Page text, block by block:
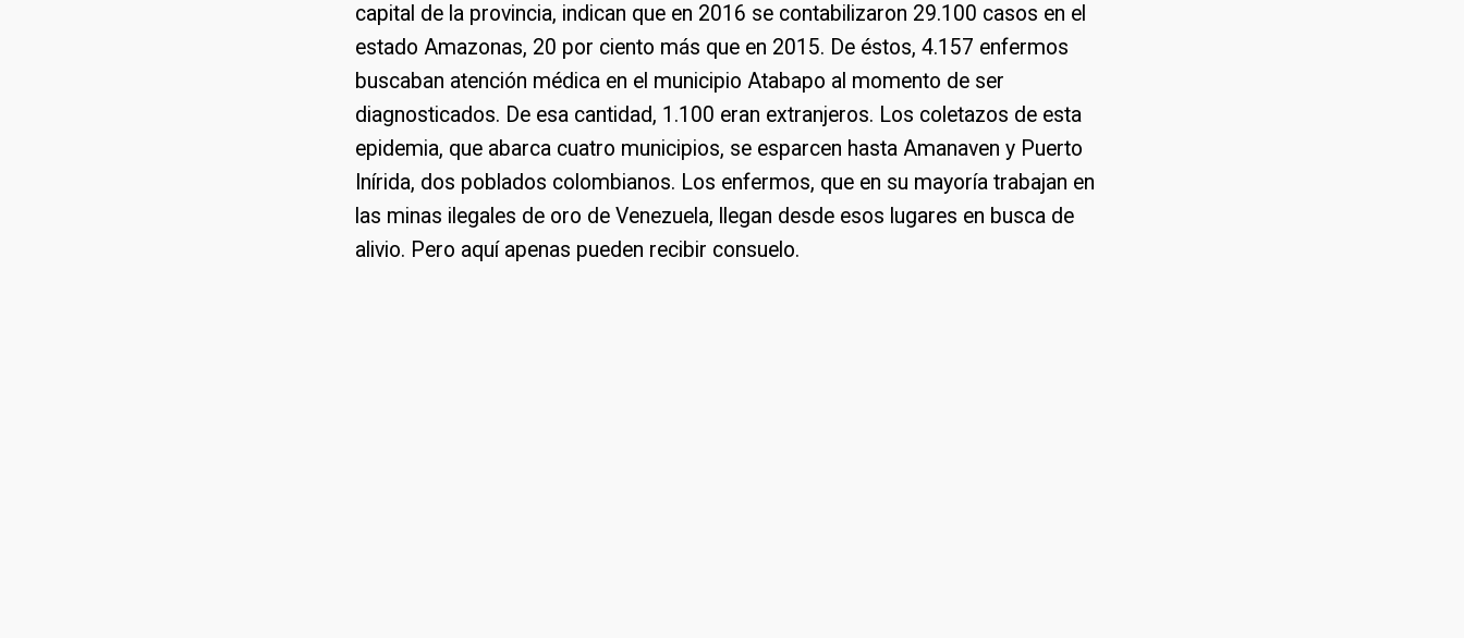
capital de la provincia, indican que en 2016 se contabilizaron 29.100 casos en el
estado Amazonas, 20 por ciento más que en 2015. De éstos, 4.157 enfermos
buscaban atención médica en el municipio Atabapo al momento de ser
diagnosticados. De esa cantidad, 1.100 eran extranjeros. Los coletazos de esta
epidemia, que abarca cuatro municipios, se esparcen hasta Amanaven y Puerto
Inírida, dos poblados colombianos. Los enfermos, que en su mayoría trabajan en
las minas ilegales de oro de Venezuela, llegan desde esos lugares en busca de
alivio. Pero aquí apenas pueden recibir consuelo.